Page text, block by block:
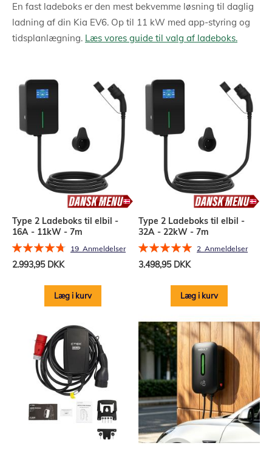
En fast ladeboks er den mest bekvemme løsning til daglig
ladning af din Kia EV6. Op til 11 kW med app-styring og
tidsplanlægning. Læs vores guide til valg af ladeboks.
Type 2 Ladeboks til elbil -
16A - 11kW - 7m
Bedømmelse:
19 Anmeldelser
2.993,95 DKK
Læg i kurv
Type 2 Ladeboks til elbil -
32A - 22kW - 7m
Bedømmelse:
2Anmeldelser
3.498,95 DKK
Læg i kurv